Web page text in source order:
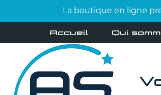
La boutique en ligne
Accueil Qui